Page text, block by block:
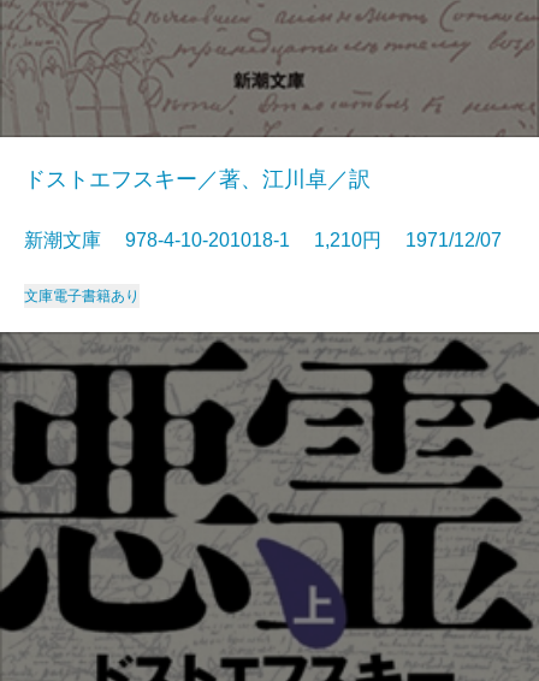
ドストエフスキー／著、江川卓／訳
新潮文庫 978-4-10-201018-1 1,210円 1971/12/07
文庫電子書籍あり